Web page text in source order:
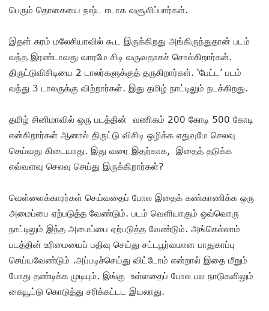
பெரும் தொகையை நஷ்ட ஈடாக வசூலிப்பார்கள்.
இதன் கரம் மலேசியாவில் கூட இருக்கிறது அங்கிருந்துதான் படம்
வந்த இரண்டாவது வாரமே சிடி வருவதாகச் சொல்கிறார்கள்.
திருட்டுவிசிடியை 2 டாலர்களுக்குத் தருகிறார்கள். ‘பேட்ட’ படம்
வந்து 3 டாலருக்கு விற்றார்கள். இது தமிழ் நாட்டிலும் நடக்கிறது.
தமிழ் சினிமாவில் ஒரு படத்தின் வணிகம் 200 கோடி 500 கோடி
என்கிறார்கள் ஆனால் திருட்டு விசிடி ஒழிக்க எதுவுமே செலவு
செய்வது கிடையாது. இது வரை இதற்காக, இதைத் தடுக்க
எவ்வளவு செலவு செய்து இருக்கிறார்கள்?
வெள்ளைக்காரர்கள் செய்வதைப் போல இதைக் கண்காணிக்க ஒரு
அமைப்பை ஏற்படுத்த வேண்டும். படம் வெளியாகும் ஒவ்வொரு
நாட்டிலும் இந்த அமைப்பை ஏற்படுத்த வேண்டும். அங்கெல்லாம்
படத்தின் உரிமையைப் பதிவு செய்து சட்டபூர்வமான பாதுகாப்பு
செய்யவேண்டும் .அப்படிச்செய்து விட்டோம் என்றால் இதை மீறும்
போது தண்டிக்க முடியும். இங்கு உள்ளதைப் போல பல நாடுகளிலும்
கையூட்டு கொடுத்து சரிக்கட்டட இயலாது.